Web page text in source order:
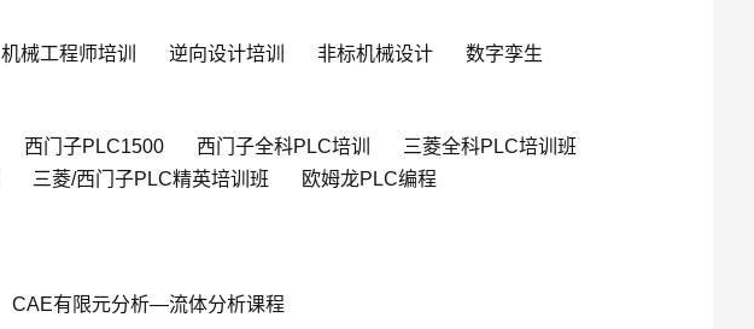
机械工程师培训 逆向设计培训 非标机械设计 数字孪生
西门子PLC1500 西门子全科PLC培训
三菱全科PLC培训班
三菱/西门子PLC精英培训班
欧姆龙PLC编程
CAE有限元分析—流体分析课程